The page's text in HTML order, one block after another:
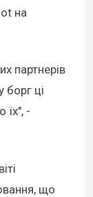
на
партнерів
ці
їх", -
що